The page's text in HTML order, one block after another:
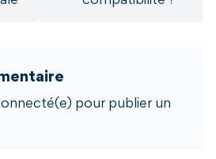
pour publier un